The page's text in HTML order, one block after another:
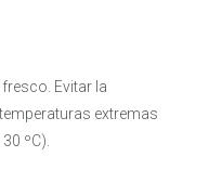
Evitar la
extremas
ºC).